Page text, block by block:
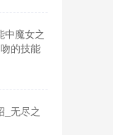
中魔女之
的技能
_无尽之